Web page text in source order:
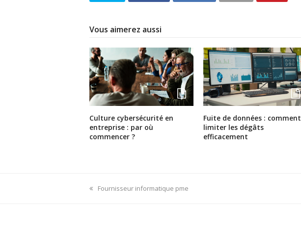
Vous aimerez aussi
Culture cybersécurité en
entreprise : par où
commencer ?
Fuite de données : comment
limiter les dégâts
efficacement
previous
Fournisseur informatique pme